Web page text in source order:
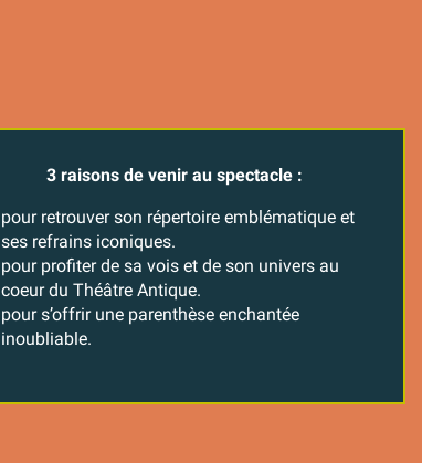
3 raisons de venir au spectacle :
pour retrouver son répertoire emblématique et
ses refrains iconiques.
pour profiter de sa vois et de son univers au
coeur du Théâtre Antique.
pour s’offrir une parenthèse enchantée
inoubliable.